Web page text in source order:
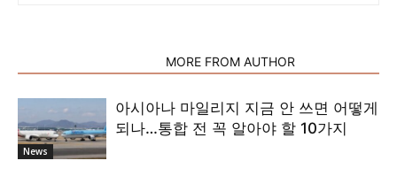
MORE FROM AUTHOR
News
아시아나 마일리지 지금 안 쓰면 어떻게
되나…통합 전 꼭 알아야 할 10가지